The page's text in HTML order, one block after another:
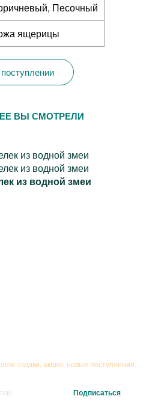
Песочный
ящерицы
ВЫ СМОТРЕЛИ
из водной змеи
скидки, акции, новые поступления...